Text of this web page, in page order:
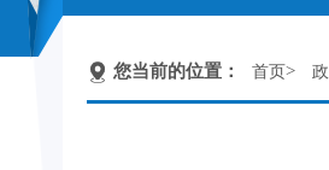
您当前的位置： 首页>